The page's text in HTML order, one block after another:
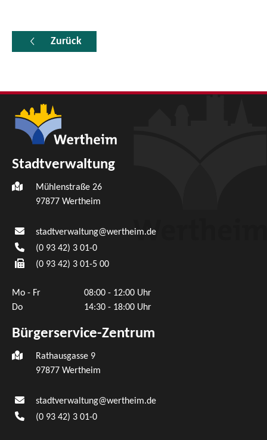
Zurück
Stadtverwaltung
Mühlenstraße 26
97877 Wertheim
stadtverwaltung@wertheim.de
(0 93 42) 3 01-0
(0 93 42) 3 01-5 00
Mo - Fr
08:00 - 12:00 Uhr
Do
14:30 - 18:00 Uhr
Bürgerservice-Zentrum
Rathausgasse 9
97877 Wertheim
stadtverwaltung@wertheim.de
(0 93 42) 3 01-0